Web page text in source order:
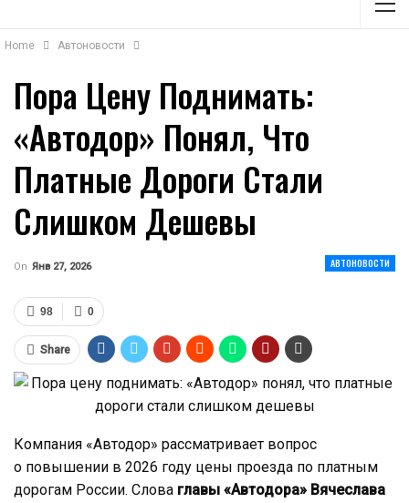
Home Автоновости
Пора Цену Поднимать:
«Автодор» Понял, Что
Платные Дороги Стали
Слишком Дешевы
АВТОНОВОСТИ
On Янв 27, 2026
0
98
Share
Компания «Автодор» рассматривает вопрос
о повышении в 2026 году цены проезда по платным
дорогам России. Слова главы «Автодора» Вячеслава